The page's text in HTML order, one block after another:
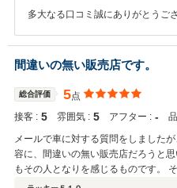
多大なる口コミ誠にありがとうご
こちらも安心してお渡しできます
うことが素敵なお客様とつながる
頭にこれからも努力いたしてまい
ざいました。
間違いの無い販売店です。
総合評価 5点
接客 : 5 雰囲気 : 5 アフター : ‐
メールで車に対する質問をしました
容に、間違いの無い販売店だろうと
もその人となりを感じるものです。 その後、実車の確認、試乗、購入相談を
進める中で、やはり初めに感じた事